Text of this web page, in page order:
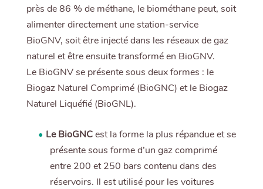
près de 86 % de méthane, le biométhane peut, soit
alimenter directement une station-service
BioGNV, soit être injecté dans les réseaux de gaz
naturel et être ensuite transformé en BioGNV.
Le BioGNV se présente sous deux formes : le
Biogaz Naturel Comprimé (BioGNC) et le Biogaz
Naturel Liquéfié (BioGNL).
Le BioGNCest la forme la plus répandue et se
présente sous forme d’un gaz comprimé
entre 200 et 250 bars contenu dans des
réservoirs. Il est utilisé pour les voitures